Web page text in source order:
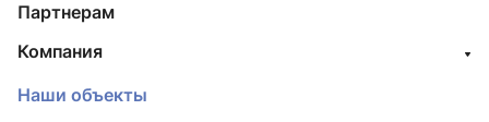
Партнерам
Компания
Наши объекты